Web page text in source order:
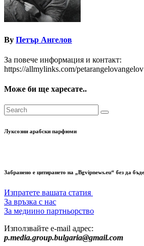
By Петър Ангелов
За повече информация и контакт:
https://allmylinks.com/petarangelovangelov
Може би ще харесате..
Луксозни арабски парфюми
Забранено е цитирането на „Bgvipnews.eu“ без да
Изпратете вашата статия
За връзка с нас
За медиино партньорство
Използвайте e-mail адрес:
p.media.group.bulgaria@gmail.com